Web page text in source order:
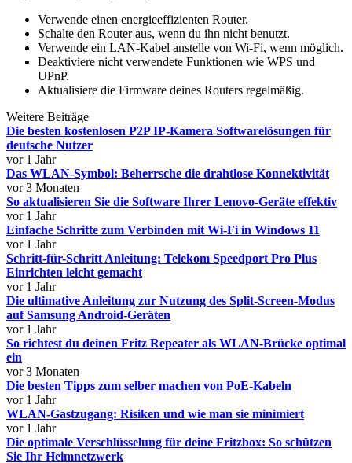
Verwende einen energieeffizienten Router.
Schalte den Router aus, wenn du ihn nicht benutzt.
Verwende ein LAN-Kabel anstelle von Wi-Fi, wenn möglich.
Deaktiviere nicht verwendete Funktionen wie WPS und
UPnP.
Aktualisiere die Firmware deines Routers regelmäßig.
Weitere Beiträge
Die besten kostenlosen P2P IP-Kamera Softwarelösungen für
deutsche Nutzer
vor 1 Jahr
Das WLAN-Symbol: Beherrsche die drahtlose Konnektivität
vor 3 Monaten
So aktualisieren Sie die Software Ihrer Lenovo-Geräte effektiv
vor 1 Jahr
Einfache Schritte zum Verbinden mit Wi-Fi in Windows 11
vor 1 Jahr
Schritt-für-Schritt Anleitung: Telekom Speedport Pro Plus
Einrichten leicht gemacht
vor 1 Jahr
Die ultimative Anleitung zur Nutzung des Split-Screen-Modus
auf Samsung Android-Geräten
vor 1 Jahr
So richtest du deinen Fritz Repeater als WLAN-Brücke optimal
ein
vor 3 Monaten
Die besten Tipps zum selber machen von PoE-Kabeln
vor 1 Jahr
WLAN-Gastzugang: Risiken und wie man sie minimiert
vor 1 Jahr
Die optimale Verschlüsselung für deine Fritzbox: So schützen
Sie Ihr Heimnetzwerk